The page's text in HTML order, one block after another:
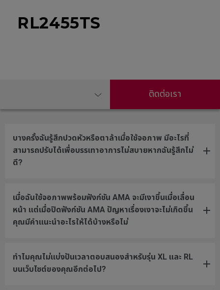
RL2455TS
ติดต่อเรา
บางครั้งฉันรู้สึกปวดหัวหรือตาล้าเมื่อใช้จอภาพ มีอะไรที่
สามารถปรับได้เพื่อบรรเทาอาการไม่สบายหากฉันรู้สึกไม่
ดี?
เมื่อฉันใช้จอภาพพร้อมฟังก์ชัน AMA จะมีเงาขึ้นเมื่อเลื่อน
หน้า แต่เมื่อปิดฟังก์ชัน AMA ปัญหาเรื่องเงาจะไม่เกิดขึ้น
คุณมีคำแนะนำอะไรให้ได้บ้างหรือไม่
ทำไมคุณไม่แบ่งปันเวลาตอบสนองสำหรับรุ่น XL และ RL
บนเว็บไซต์ของคุณอีกต่อไป?